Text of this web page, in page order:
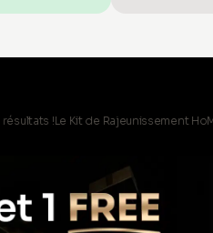
Le Kit de Rajeunissement HoMEso est